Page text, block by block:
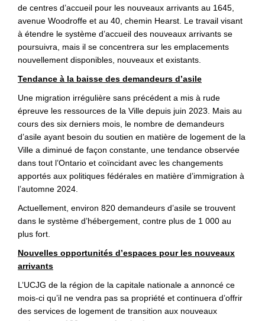
de centres d’accueil pour les nouveaux arrivants au 1645,
avenue Woodroffe et au 40, chemin Hearst. Le travail visant
à étendre le système d’accueil des nouveaux arrivants se
poursuivra, mais il se concentrera sur les emplacements
nouvellement disponibles, nouveaux et existants.
Tendance à la baisse des demandeurs d’asile
Une migration irrégulière sans précédent a mis à rude
épreuve les ressources de la Ville depuis juin 2023. Mais au
cours des six derniers mois, le nombre de demandeurs
d’asile ayant besoin du soutien en matière de logement de la
Ville a diminué de façon constante, une tendance observée
dans tout l’Ontario et coïncidant avec les changements
apportés aux politiques fédérales en matière d’immigration à
l’automne 2024.
Actuellement, environ 820 demandeurs d’asile se trouvent
dans le système d’hébergement, contre plus de 1 000 au
plus fort.
Nouvelles opportunités d’espaces pour les nouveaux
arrivants
L’UCJG de la région de la capitale nationale a annoncé ce
mois-ci qu’il ne vendra pas sa propriété et continuera d’offrir
des services de logement de transition aux nouveaux